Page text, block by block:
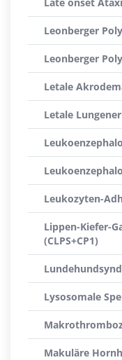
Leonberger
Leonberger
Letale
Letale
Leukozyten-
Lippen-Kiefer-
(CLPS+CP1)
Lysosomale
Makuläre